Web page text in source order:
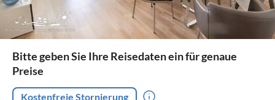
Bitte geben Sie Ihre Reisedaten ein für genaue
Preise
Kostenfreie Stornierung